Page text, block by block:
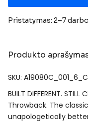
Pristatymas: 2–7
Produkto
SKU:
BUILT DIFFERENT.
Throwback. The
unapologetically